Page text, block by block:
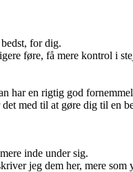
for dig.
føre, få mere kontrol i
en rigtig god
med til at gøre dig til en
inde under sig.
jeg dem her, mere som